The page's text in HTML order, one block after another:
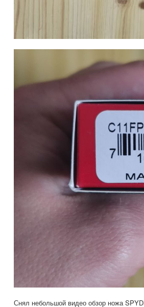
Снял небольшой видео обзор ножа